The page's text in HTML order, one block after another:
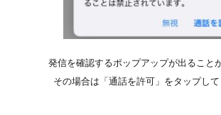
発信を確認するポップアップが出ること
その場合は「通話を許可」をタップして